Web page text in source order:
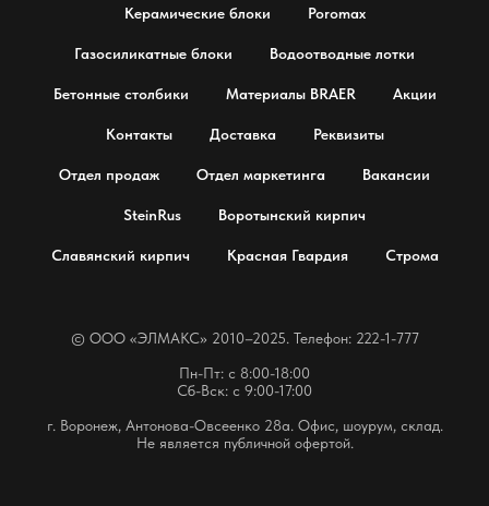
Керамические блоки Poromax
Газосиликатные блоки Водоотводные лотки
Бетонные столбики Материалы BRAER Акции
Контакты Доставка Реквизиты
Отдел продаж Отдел маркетинга Вакансии
SteinRus Воротынский кирпич
Славянский кирпич Красная Гвардия Строма
© OOO «ЭЛМАКС» 2010–2025. Телефон: 222-1-777
Пн-Пт: с 8:00-18:00
Сб-Вск: с 9:00-17:00
г. Воронеж, Антонова-Овсеенко 28а. Офис, шоурум, склад.
Не является публичной офертой.